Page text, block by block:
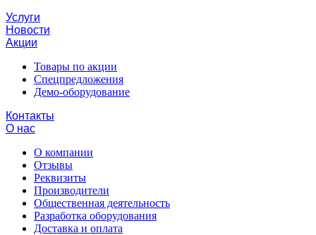
Услуги
Новости
Акции
Товары по акции
Спецпредложения
Демо-оборудование
Контакты
О нас
О компании
Отзывы
Реквизиты
Производители
Общественная деятельность
Разработка оборудования
Доставка и оплата